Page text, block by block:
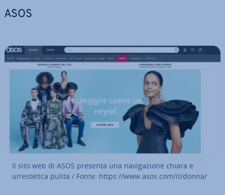
ASOS
Il sito web di ASOS presenta una na­vi­ga­zio­ne chiara e
un’estetica pulita / Fonte: https://www.asos.com/it/donna/